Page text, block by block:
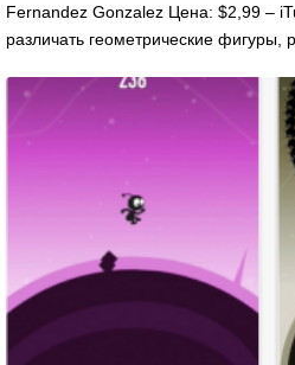
Fernandez Gonzalez Цена: $2,99 –
различать геометрические фигуры,